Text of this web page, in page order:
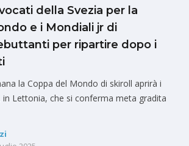
della Svezia per la
e i Mondiali jr di
per ripartire dopo i
la Coppa del Mondo di skiroll aprirà i
Lettonia, che si conferma meta gradita